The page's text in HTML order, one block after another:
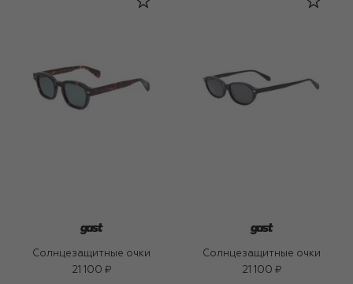
Солнцезащитные очки
21 100 ₽
Солнцезащитные очки
21 100 ₽